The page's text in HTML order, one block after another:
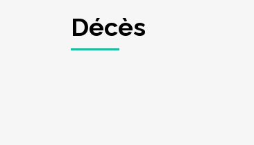
Décès